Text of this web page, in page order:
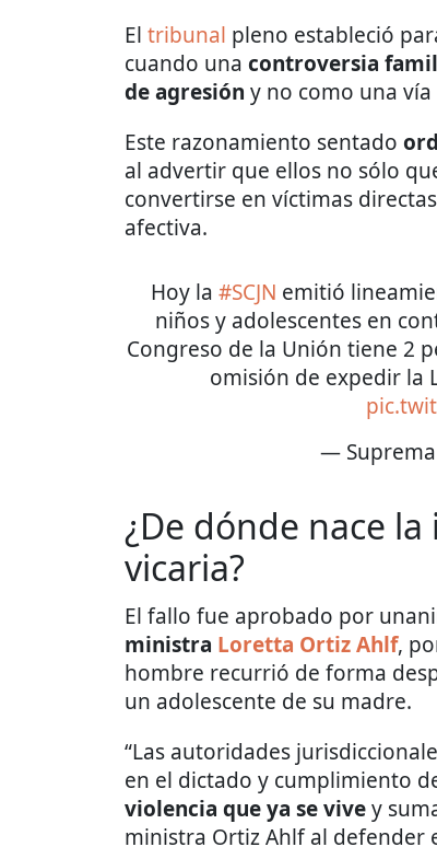
El tribunal pleno estableció
cuando una controversia
de agresión y no como una
Este razonamiento sentado
al advertir que ellos no sólo
convertirse en víctimas
afectiva.
Hoy la #SCJN emitió
niños y adolescentes en
Congreso de la Unión tiene 2
omisión de expedir la
— Suprema
¿De dónde nace
vicaria?
El fallo fue aprobado por
ministra Loretta Ortiz Ahlf,
hombre recurrió de forma
un adolescente de su madre.
“Las autoridades
en el dictado y cumplimiento
violencia que ya se vivey
ministra Ortiz Ahlf al defender